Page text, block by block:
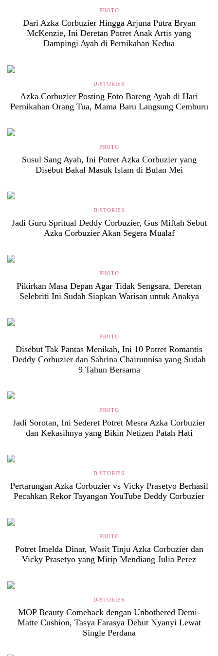
PHOTO
Dari Azka Corbuzier Hingga Arjuna Putra Bryan
McKenzie, Ini Deretan Potret Anak Artis yang
Dampingi Ayah di Pernikahan Kedua
D-STORIES
Azka Corbuzier Posting Foto Bareng Ayah di Hari
Pernikahan Orang Tua, Mama Baru Langsung Cemburu
PHOTO
Susul Sang Ayah, Ini Potret Azka Corbuzier yang
Disebut Bakal Masuk Islam di Bulan Mei
D-STORIES
Jadi Guru Spritual Deddy Corbuzier, Gus Miftah Sebut
Azka Corbuzier Akan Segera Mualaf
PHOTO
Pikirkan Masa Depan Agar Tidak Sengsara, Deretan
Selebriti Ini Sudah Siapkan Warisan untuk Anakya
PHOTO
Disebut Tak Pantas Menikah, Ini 10 Potret Romantis
Deddy Corbuzier dan Sabrina Chairunnisa yang Sudah
9 Tahun Bersama
PHOTO
Jadi Sorotan, Ini Sederet Potret Mesra Azka Corbuzier
dan Kekasihnya yang Bikin Netizen Patah Hati
D-STORIES
Pertarungan Azka Corbuzier vs Vicky Prasetyo Berhasil
Pecahkan Rekor Tayangan YouTube Deddy Corbuzier
PHOTO
Potret Imelda Dinar, Wasit Tinju Azka Corbuzier dan
Vicky Prasetyo yang Mirip Mendiang Julia Perez
D-STORIES
MOP Beauty Comeback dengan Unbothered Demi-
Matte Cushion, Tasya Farasya Debut Nyanyi Lewat
Single Perdana